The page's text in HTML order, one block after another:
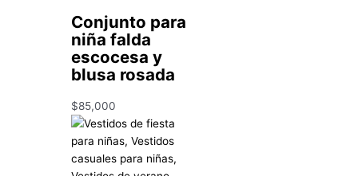
Conjunto para
niña falda
escocesa y
blusa rosada
$85,000